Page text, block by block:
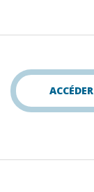
ACCÉDER